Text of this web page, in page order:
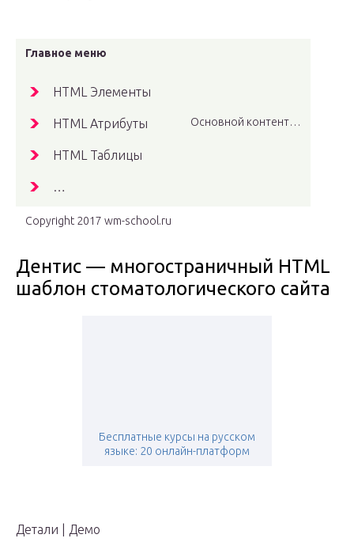
Главное меню
HTML Элементы
HTML Атрибуты
HTML Таблицы
…
Основной контент…
Copyright 2017 wm-school.ru
Дентис — многостраничный HTML
шаблон стоматологического сайта
Бесплатные курсы на русском
языке: 20 онлайн-платформ
Детали | Демо